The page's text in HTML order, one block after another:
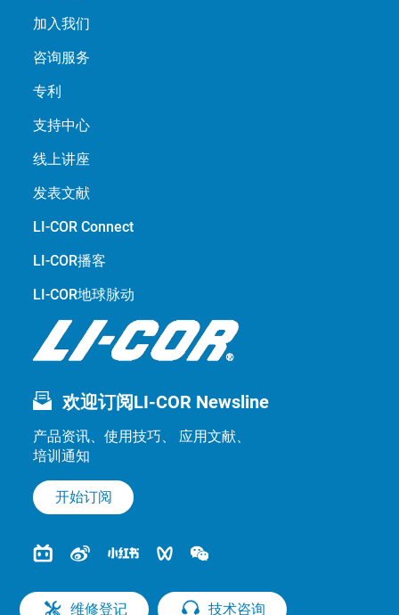
欢迎订阅LI-COR Newsline
产品资讯、使用技巧、 应用文献、
培训通知
开始订阅
加入我们
咨询服务
专利
支持中心
线上讲座
发表文献
LI-COR Connect
LI-COR播客
LI-COR地球脉动
维修登记 技术咨询